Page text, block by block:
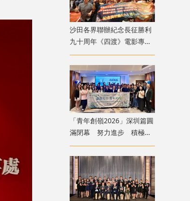
沙田各界聯辦紀念長征勝利
九十周年《四渡》電影專
場 逾1100人觀影傳遞長征
精神
「青年創嶺2026」深圳篇圓
滿閉幕 努力進步 積極融
入國家發展大局